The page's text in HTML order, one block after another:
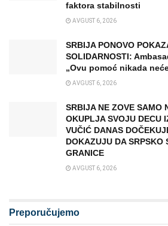
faktora stabilnosti
AVGUST 6, 2026
SRBIJA PONOVO
SOLIDARNOSTI:
„Ovu pomoć nikada
AVGUST 6, 2026
SRBIJA NE ZOVE SAMO
OKUPLJA SVOJU DECU
VUČIĆ DANAS
DOKAZUJU DA SRPSKO
GRANICE
AVGUST 6, 2026
Preporučujemo